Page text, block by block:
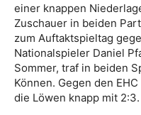
einer knappen
Zuschauer in beiden
zum Auftaktspieltag
Nationalspieler Daniel
Sommer, traf in beiden
Können. Gegen den
die Löwen knapp mit 2:3.